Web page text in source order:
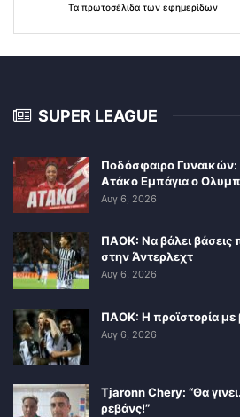
Τα πρωτοσέλιδα των εφημερίδων
SUPER LEAGUE
Ποδόσφαιρο
Ατάκο Εμπάγια ο
Αυγ 6, 2026
ΠΑΟΚ: Να βάλει βάσεις
στην Άντερλεχτ
Αυγ 6, 2026
ΠΑΟΚ: Η προϊστορία με
Αυγ 6, 2026
Tjaronn Chery: “Θα
ρεβάνς!”